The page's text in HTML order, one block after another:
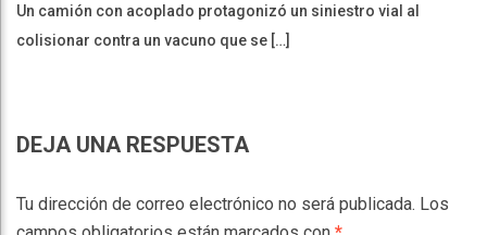
Un camión con acoplado protagonizó un siniestro vial al
colisionar contra un vacuno que se […]
DEJA UNA RESPUESTA
Tu dirección de correo electrónico no será publicada. Los